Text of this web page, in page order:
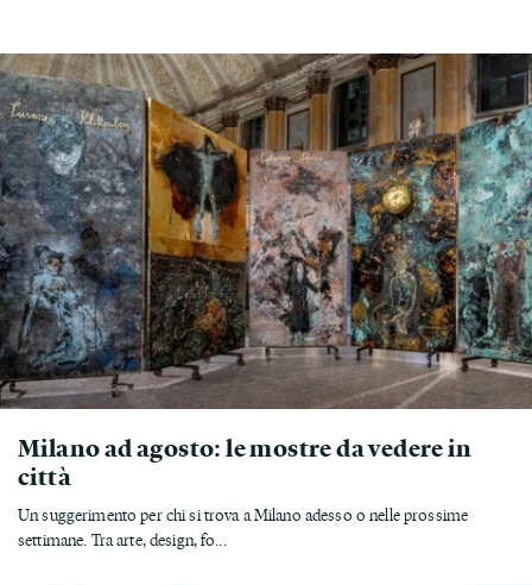
Milano ad agosto: le mostre da vedere in
città
Un suggerimento per chi si trova a Milano adesso o nelle prossime
settimane. Tra arte, design, fo...